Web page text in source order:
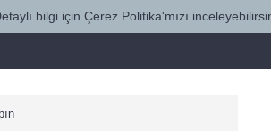
bilgi için Çerez Politika'mızı